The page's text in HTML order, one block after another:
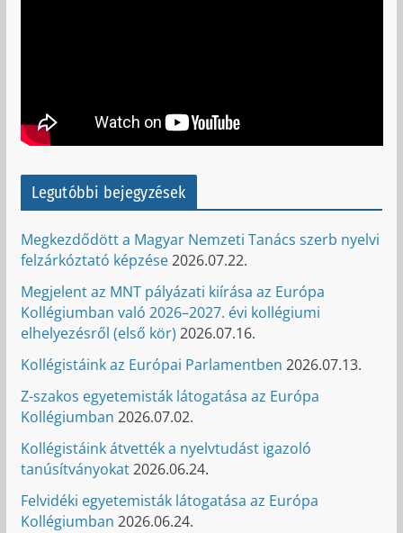
Legutóbbi bejegyzések
Megkezdődött a Magyar Nemzeti Tanács szerb nyelvi
felzárkóztató képzése2026.07.22.
Megjelent az MNT pályázati kiírása az Európa
Kollégiumban való 2026–2027. évi kollégiumi
elhelyezésről (első kör) 2026.07.16.
Kollégistáink az Európai Parlamentben 2026.07.13.
Z-szakos egyetemisták látogatása az Európa
Kollégiumban 2026.07.02.
Kollégistáink átvették a nyelvtudást igazoló
tanúsítványokat2026.06.24.
Felvidéki egyetemisták látogatása az Európa
Kollégiumban 2026.06.24.